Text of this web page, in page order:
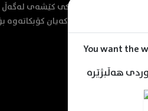
You want the
هەڵبژێرە
هاوکات ڕامی باوکی کێشەی لەگەڵ